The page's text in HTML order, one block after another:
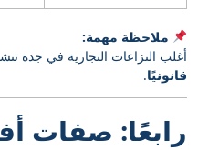
ملاحظة مهمة:
أغلب النزاعات التجارية في جدة
قانونيًا.
رابعًا: صفات